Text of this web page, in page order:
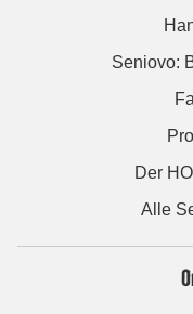
Seniovo:
Der
Alle